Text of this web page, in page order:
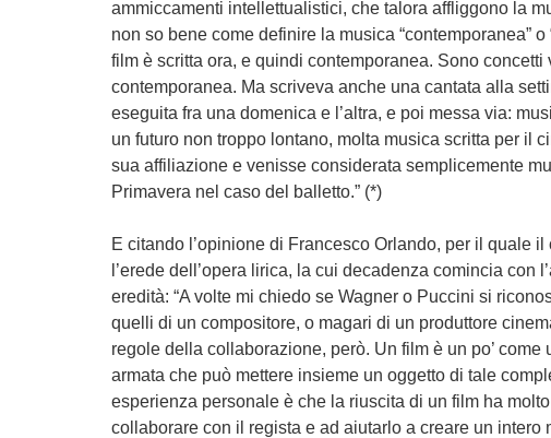
ammiccamenti intellettualistici, che talora affliggono la
non so bene come definire la musica “contemporanea”
film è scritta ora, e quindi contemporanea. Sono
contemporanea. Ma scriveva anche una cantata alla
eseguita fra una domenica e l’altra, e poi messa via:
un futuro non troppo lontano, molta musica scritta per il
sua affiliazione e venisse considerata semplicemente
Primavera nel caso del balletto.” (*)
E citando l’opinione di Francesco Orlando, per il quale il
l’erede dell’opera lirica, la cui decadenza comincia con
eredità: “A volte mi chiedo se Wagner o Puccini si
quelli di un compositore, o magari di un produttore
regole della collaborazione, però. Un film è un po’
armata che può mettere insieme un oggetto di tale
esperienza personale è che la riuscita di un film ha
collaborare con il regista e ad aiutarlo a creare un